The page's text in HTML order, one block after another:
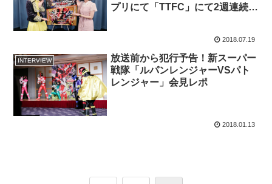
プリにて「TTFC」にて2週連続配
2018.07.19
INTERVIEW
放送前から犯行予告！新スーパー
戦隊「ルパンレンジャーVSパト
レンジャー」会見レポ
2018.01.13